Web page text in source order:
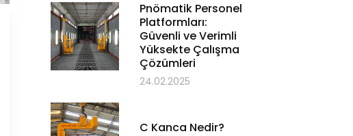
Pnömatik Personel
Platformları:
Güvenli ve Verimli
Yüksekte Çalışma
Çözümleri
24.02.2025
C Kanca Nedir?